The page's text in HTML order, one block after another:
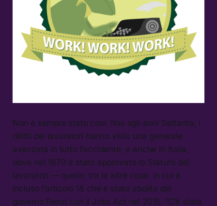
Non è sempre stato così: fino agli anni Settanta, i
diritti dei lavoratori hanno visto una generale
avanzata in tutto l’occidente, e anche in Italia,
dove nel 1970 è stato approvato lo Statuto dei
lavoratori — quello, tra le altre cose, in cui è
incluso l’articolo 18 che è stato abolito dal
governo Renzi con il Jobs Act nel 2015. “C’è stata